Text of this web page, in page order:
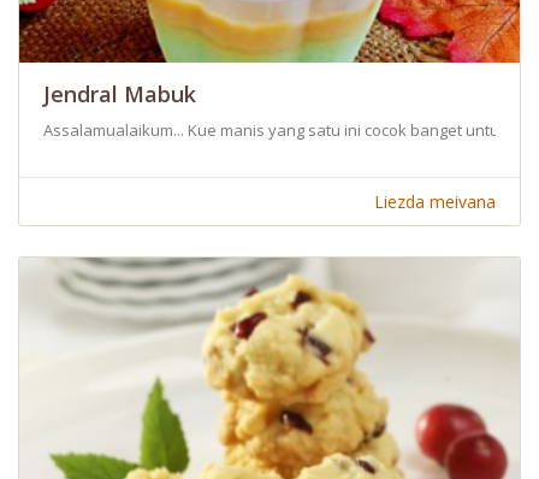
Jendral Mabuk
Assalamualaikum... Kue manis yang satu ini cocok banget untuk
Liezda meivana